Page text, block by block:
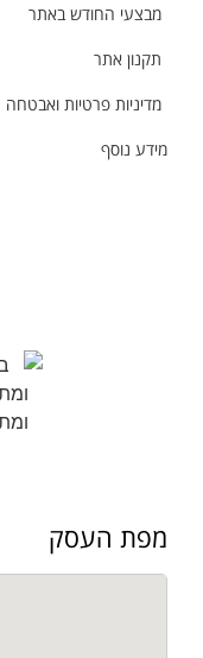
מבצעי החודש באתר
תקנון אתר
מדיניות פרטיות ואבטחה
מידע נוסף
מפת העסק